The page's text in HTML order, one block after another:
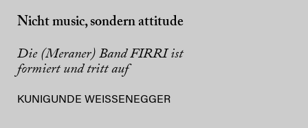
Nicht music, sondern attitude
Die (Meraner) Band FIRRI ist
formiert und tritt auf
KUNIGUNDE WEISSENEGGER